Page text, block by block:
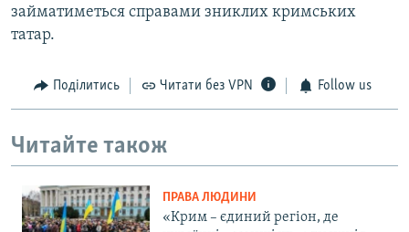
займатиметься справами зниклих кримських
татар.
Поділитись Читати без VPN Follow us
Читайте також
ПРАВА ЛЮДИНИ
«Крим – єдиний регіон, де